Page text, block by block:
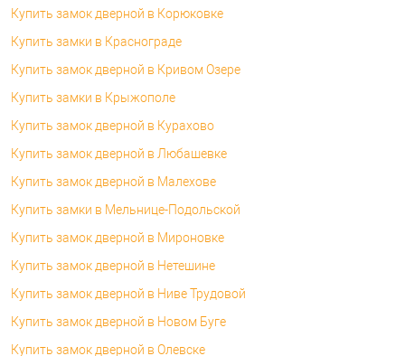
Купить замок дверной в Корюковке
Купить замки в Краснограде
Купить замок дверной в Кривом Озере
Купить замки в Крыжополе
Купить замок дверной в Курахово
Купить замок дверной в Любашевке
Купить замок дверной в Малехове
Купить замки в Мельнице-Подольской
Купить замок дверной в Мироновке
Купить замок дверной в Нетешине
Купить замок дверной в Ниве Трудовой
Купить замок дверной в Новом Буге
Купить замок дверной в Олевске